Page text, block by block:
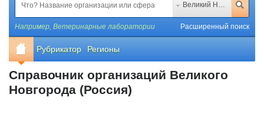
Великий Новгород
Например, Ветеринарные лаборатории Расширенный поиск
Рубрикатор Регионы
Справочник организаций Великого
Новгорода (Россия)